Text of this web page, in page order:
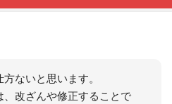
ないと思います。
改ざんや修正することで